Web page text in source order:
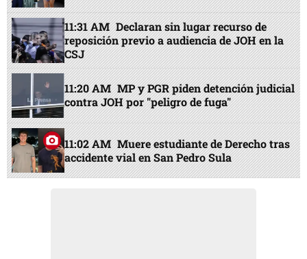
11:31 AM Declaran sin lugar recurso de
reposición previo a audiencia de JOH en la
CSJ
11:20 AM MP y PGR piden detención judicial
contra JOH por "peligro de fuga"
11:02 AM Muere estudiante de Derecho tras
accidente vial en San Pedro Sula